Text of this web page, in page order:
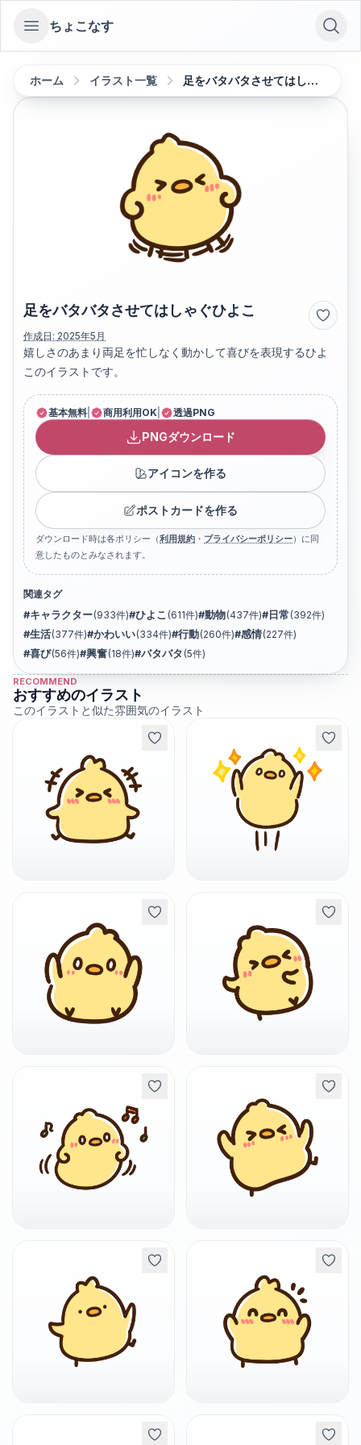
Open sidebar
ちょこなす
ホーム イラスト一覧 足をバタバタさせてはしゃぐひよこ
足をバタバタさせてはしゃぐひよこ
作成日: 2025年5月
嬉しさのあまり両足を忙しなく動かして喜びを表現するひよ
このイラストです。
基本無料 商用利用OK 透過PNG
PNGダウンロード
アイコンを作る
ポストカードを作る
ダウンロード時は各ポリシー（利用規約 ・ プライバシーポリシー）に同
意したものとみなされます。
関連タグ
#キャラクター(933件)#ひよこ (611件)#動物(437件)# 日常 (392件)
#生活(377件)#かわいい(334件)#行動(260件)#感情(227件)
#喜び(56件)#興奮(18件)#バタバタ (5件)
RECOMMEND
おすすめのイラスト
このイラストと似た雰囲気のイラスト